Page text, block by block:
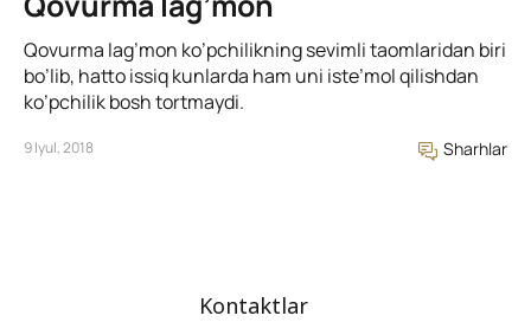
Qovurma lag’mon ko’pchilikning sevimli taomlaridan biri
bo’lib, hatto issiq kunlarda ham uni iste’mol qilishdan
ko’pchilik bosh tortmaydi.
9 Iyul, 2018 Sharhlar
Kontaktlar